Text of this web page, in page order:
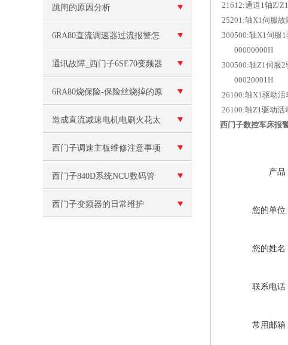
跳闸的原因分析
6RA80直流调速器过流报警怎
么处理？六个排查步骤逐一分
析
通讯故障_西门子6SE70变频器
通讯故障E报警维修
6RA80烧保险-保险丝烧掉的原
因和解决方案
造成直流减速电机电刷火花太
大的原因有哪些呢？
西门子调速主板维修注意事项
西门子840D系统NCU数码管
无显示维修
西门子变频器的日常维护
21612:通道1轴Z/
25201:轴X1伺服故
300500:轴X1伺服
00000000H
300500:轴Z1伺服
00020001H
26100:轴X1驱动活
26100:轴Z1驱动活
西门子数控车床报
产品
您的单位
您的姓名
联系电话
常用邮箱